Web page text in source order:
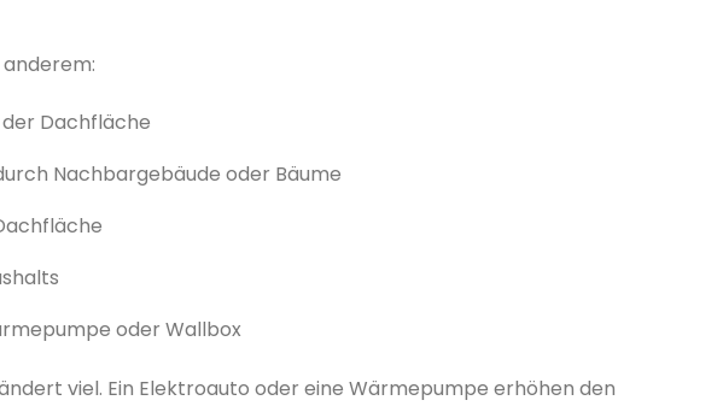
Dachfläche
Nachbargebäude oder Bäume
oder Wallbox
viel. Ein Elektroauto oder eine Wärmepumpe erhöhen den